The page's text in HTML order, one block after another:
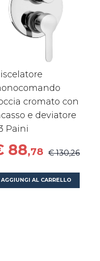
cromato con
e deviatore
Paini
88,78 € 130,26
AGGIUNGI AL CARRELLO